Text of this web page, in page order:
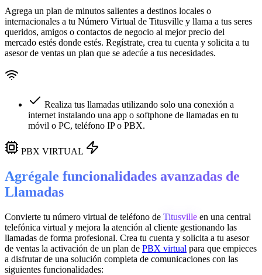
Agrega un plan de minutos salientes a destinos locales o
internacionales a tu Número Virtual de Titusville y llama a tus seres
queridos, amigos o contactos de negocio al mejor precio del
mercado estés donde estés. Regístrate, crea tu cuenta y solicita a tu
asesor de ventas un plan que se adecúe a tus necesidades.
Realiza tus llamadas utilizando solo una conexión a
internet instalando una app o softphone de llamadas en tu
móvil o PC, teléfono IP o PBX.
PBX VIRTUAL
Agrégale funcionalidades avanzadas de
Llamadas
Convierte tu número virtual de teléfono de Titusville en una central
telefónica virtual y mejora la atención al cliente gestionando las
llamadas de forma profesional. Crea tu cuenta y solicita a tu asesor
de ventas la activación de un plan de PBX virtual para que empieces
a disfrutar de una solución completa de comunicaciones con las
siguientes funcionalidades: